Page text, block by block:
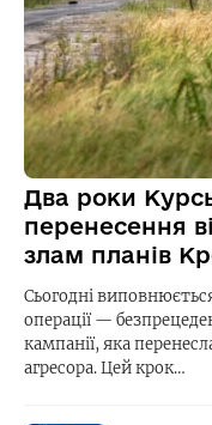
Два роки
перенесення
злам планів
Сьогодні
операції —
кампанії, яка
агресора. Цей крок…